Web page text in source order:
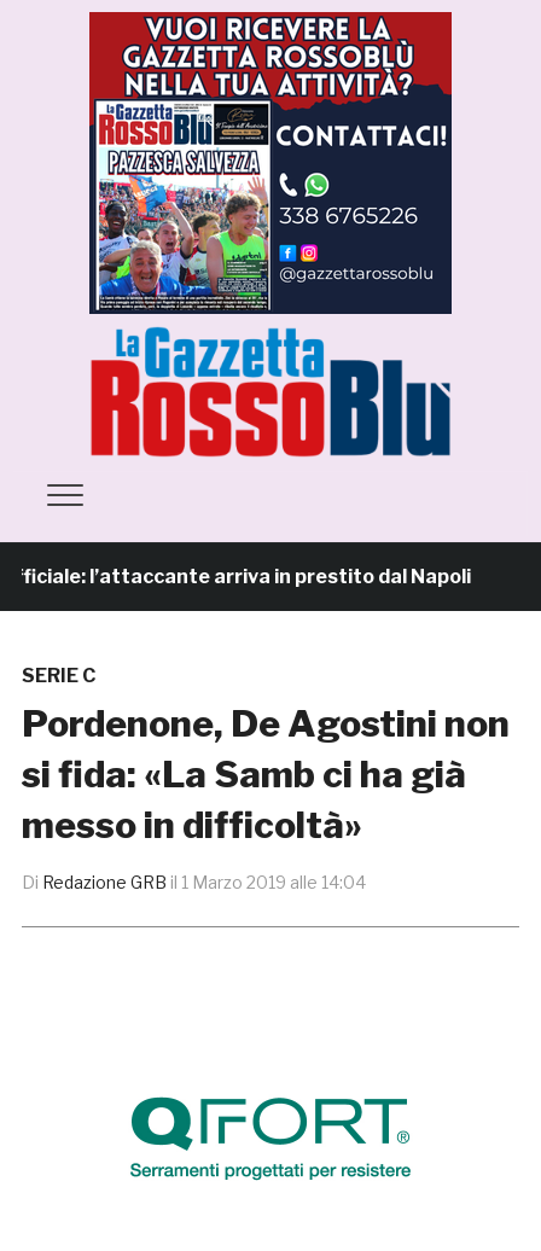
l’attaccante arriva in prestito dal Napoli
SERIE C
Pordenone, De Agostini non
si fida: «La Samb ci ha già
messo in difficoltà»
Di Redazione GRB il 1 Marzo 2019 alle 14:04